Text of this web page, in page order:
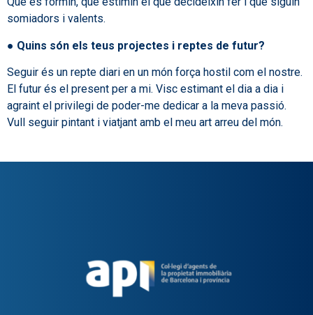
somiadors i valents.
● Quins són els teus projectes i reptes de futur?
Seguir és un repte diari en un món força hostil com el nostre.
El futur és el present per a mi. Visc estimant el dia a dia i
agraint el privilegi de poder-me dedicar a la meva passió.
Vull seguir pintant i viatjant amb el meu art arreu del món.